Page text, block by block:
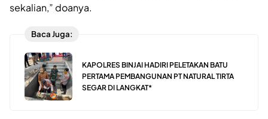
sekalian,” doanya.
Baca Juga:
KAPOLRES BINJAI HADIRI PELETAKAN BATU
PERTAMA PEMBANGUNAN PT NATURAL TIRTA
SEGAR DI LANGKAT*